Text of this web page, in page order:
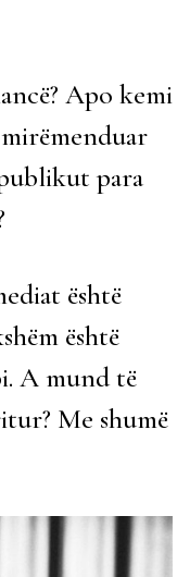
Apo kemi
para
është
është
A mund të
Me shumë